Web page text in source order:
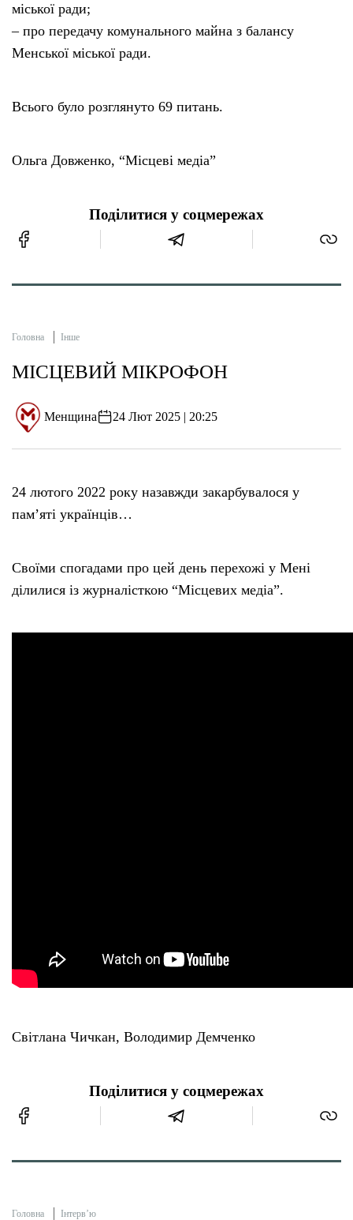
міської ради;
– про передачу комунального майна з балансу
Менської міської ради.
Всього було розглянуто 69 питань.
Ольга Довженко, “Місцеві медіа”
Поділитися у соцмережах
Головна Інше
МІСЦЕВИЙ МІКРОФОН
Менщина 24 Лют 2025 | 20:25
24 лютого 2022 року назавжди закарбувалося у
пам’яті українців…
Своїми спогадами про цей день перехожі у Мені
ділилися із журналісткою “Місцевих медіа”.
Світлана Чичкан, Володимир Демченко
Поділитися у соцмережах
Головна Інтерв’ю